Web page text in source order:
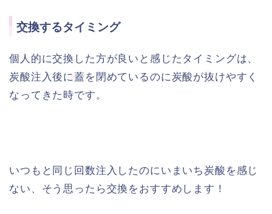
交換するタイミング
個人的に交換した方が良いと感じたタイミングは、
炭酸注入後に蓋を閉めているのに炭酸が抜けやすく
なってきた時です。
いつもと同じ回数注入したのにいまいち炭酸を感じ
ない、そう思ったら交換をおすすめします！